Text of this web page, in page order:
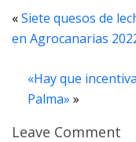
«Siete quesos de
en Agrocanarias
«Hay que
Palma» »
Leave Comment